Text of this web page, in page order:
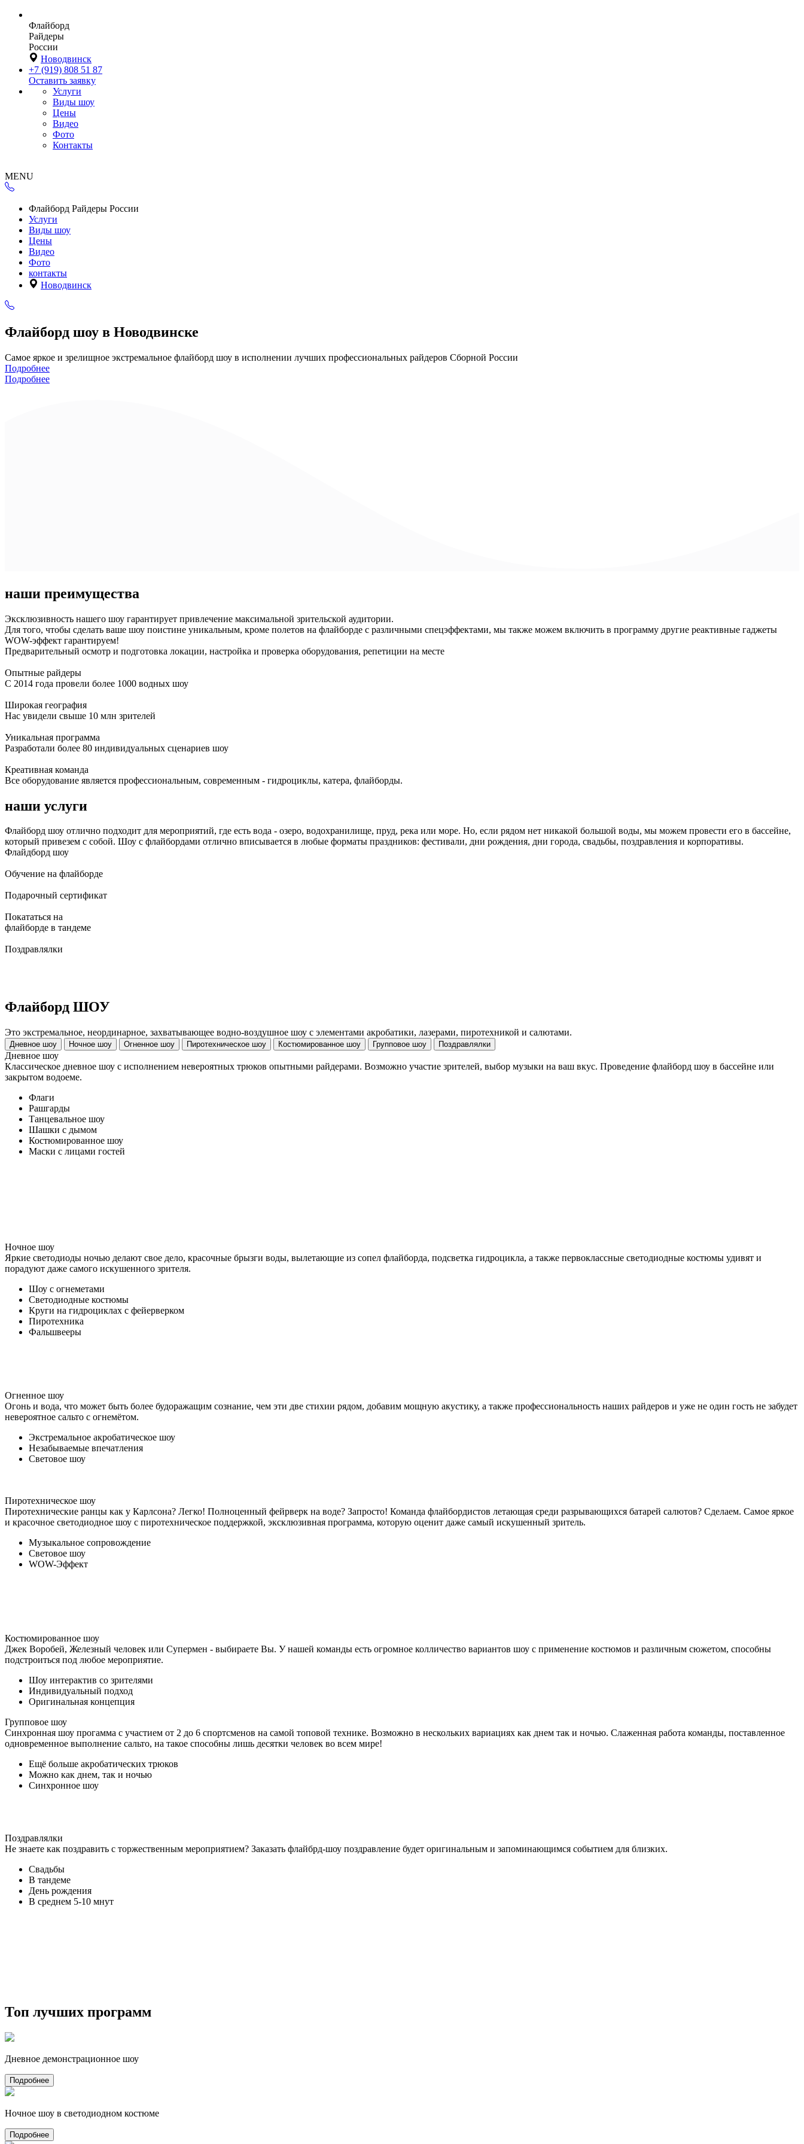
Флайборд
Райдеры
России
Новодвинск
+7 (919) 808 51 87
Оставить заявку
Услуги
Виды шоу
Цены
Видео
Фото
Контакты
MENU
Флайборд Райдеры России
Услуги
Виды шоу
Цены
Видео
Фото
контакты
Новодвинск
Флайборд шоу в Новодвинске
Самое яркое и зрелищное экстремальное флайборд шоу в исполнении лучших профессиональных райдеров Сборной России
Подробнее
Подробнее
наши преимущества
Эксклюзивность нашего шоу гарантирует привлечение максимальной зрительской аудитории.
Для того, чтобы сделать ваше шоу поистине уникальным, кроме полетов на флайборде с различными спецэффектами, мы также можем включить в программу другие реактивные гаджеты
WOW-эффект гарантируем!
Предварительный осмотр и подготовка локации, настройка и проверка оборудования, репетиции на месте
Опытные райдеры
С 2014 года провели более 1000 водных шоу
Широкая география
Нас увидели свыше 10 млн зрителей
Уникальная программа
Разработали более 80 индивидуальных сценариев шоу
Креативная команда
Все оборудование является профессиональным, современным - гидроциклы, катера, флайборды.
наши услуги
Флайборд шоу отлично подходит для мероприятий, где есть вода - озеро, водохранилище, пруд, река или море. Но, если рядом нет никакой большой воды, мы можем провести его в бассейне,
который привезем с собой. Шоу с флайбордами отлично вписывается в любые форматы праздников: фестивали, дни рождения, дни города, свадьбы, поздравления и корпоративы.
Флайдборд шоу
Обучение на флайборде
Подарочный сертификат
Покататься на
флайборде в тандеме
Поздравлялки
Флайборд ШОУ
Это экстремальное, неординарное, захватывающее водно-воздушное шоу с элементами акробатики, лазерами, пиротехникой и салютами.
Дневное шоу Ночное шоу Огненное шоу Пиротехническое шоу Костюмированное шоу Групповое шоу Поздравлялки
Дневное шоу
Классическое дневное шоу с исполнением невероятных трюков опытными райдерами. Возможно участие зрителей, выбор музыки на ваш вкус. Проведение флайборд шоу в бассейне или
закрытом водоеме.
Флаги
Рашгарды
Танцевальное шоу
Шашки с дымом
Костюмированное шоу
Маски с лицами гостей
Ночное шоу
Яркие светодиоды ночью делают свое дело, красочные брызги воды, вылетающие из сопел флайборда, подсветка гидроцикла, а также первоклассные светодиодные костюмы удивят и
порадуют даже самого искушенного зрителя.
Шоу с огнеметами
Светодиодные костюмы
Круги на гидроциклах с фейерверком
Пиротехника
Фальшвееры
Огненное шоу
Огонь и вода, что может быть более будоражащим сознание, чем эти две стихии рядом, добавим мощную акустику, а также профессиональность наших райдеров и уже не один гость не забудет
невероятное сальто с огнемётом.
Экстремальное акробатическое шоу
Незабываемые впечатления
Световое шоу
Пиротехническое шоу
Пиротехнические ранцы как у Карлсона? Легко! Полноценный фейрверк на воде? Запросто! Команда флайбордистов летающая среди разрывающихся батарей салютов? Сделаем. Самое яркое
и красочное светодиодное шоу с пиротехническое поддержкой, эксклюзивная программа, которую оценит даже самый искушенный зритель.
Музыкальное сопровождение
Световое шоу
WOW-Эффект
Костюмированное шоу
Джек Воробей, Железный человек или Супермен - выбираете Вы. У нашей команды есть огромное колличество вариантов шоу с применение костюмов и различным сюжетом, способны
подстроиться под любое мероприятие.
Шоу интерактив со зрителями
Индивидуальный подход
Оригинальная концепция
Групповое шоу
Синхронная шоу прогамма с участием от 2 до 6 спортсменов на самой топовой технике. Возможно в нескольких вариациях как днем так и ночью. Слаженная работа команды, поставленное
одновременное выполнение сальто, на такое способны лишь десятки человек во всем мире!
Ещё больше акробатических трюков
Можно как днем, так и ночью
Синхронное шоу
Поздравлялки
Не знаете как поздравить с торжественным мероприятием? Заказать флайбрд-шоу поздравление будет оригинальным и запоминающимся событием для близких.
Свадьбы
В тандеме
День рождения
В среднем 5-10 мнут
Топ лучших программ
Дневное демонстрационное шоу
Подробнее
Ночное шоу в светодиодном костюме
Подробнее